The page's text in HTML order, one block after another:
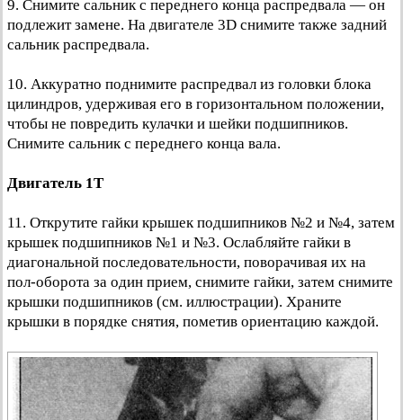
9. Снимите сальник с переднего конца распредвала — он
подлежит замене. На двигателе 3D снимите также задний
сальник распредвала.
10. Аккуратно поднимите распредвал из головки блока
цилиндров, удерживая его в горизонтальном положении,
чтобы не повредить кулачки и шейки подшипников.
Снимите сальник с переднего конца вала.
Двигатель 1Т
11. Открутите гайки крышек подшипников №2 и №4, затем
крышек подшипников №1 и №3. Ослабляйте гайки в
диагональной последовательности, поворачивая их на
пол-оборота за один прием, снимите гайки, затем снимите
крышки подшипников (см. иллюстрации). Храните
крышки в порядке снятия, пометив ориентацию каждой.